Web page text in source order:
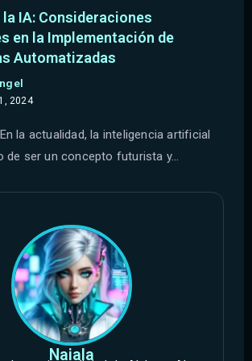
la IA: Consideraciones
en la Implementación de
Automatizadas
2024
la actualidad, la inteligencia artificial
de ser un concepto futurista y...
Naiala